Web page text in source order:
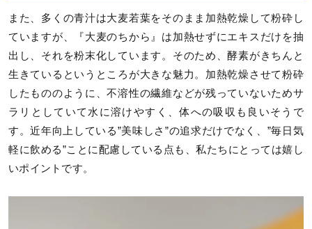
また、多くの青汁は大麦若葉をそのまま加熱乾燥して粉砕し
ていますが、『大麦のちから』は加熱せずにエキスだけを抽
出し、それを粉末化しています。そのため、酵素がきちんと
生きているというところが大きな魅力。加熱乾燥させて粉砕
したもののように、不溶性の繊維などが残っていないためサ
ラリとしていて水に溶けやすく、体への吸収も良いそうで
す。近年向上している”美味しさ”の追求だけでなく、”毎日気
軽に飲める”ことに配慮している点も、私たちにとっては嬉し
いポイントです。